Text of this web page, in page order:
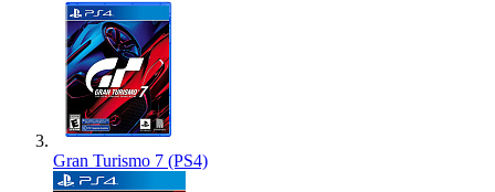
Gran Turismo 7 (PS4)